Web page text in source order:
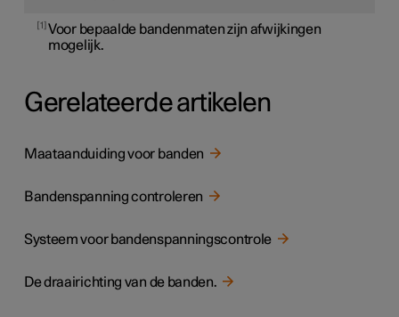
1 Voor bepaalde bandenmaten zijn afwijkingen
mogelijk.
Gerelateerde artikelen
Maataanduiding voor banden
Bandenspanning controleren
Systeem voor bandenspanningscontrole
De draairichting van de banden.